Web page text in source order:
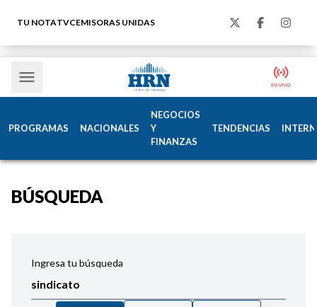
TU NOTATVCEMISORAS UNIDAS
PROGRAMAS NACIONALES
NEGOCIOS
Y
FINANZAS
TENDENCIAS
BÚSQUEDA
Ingresa tu búsqueda